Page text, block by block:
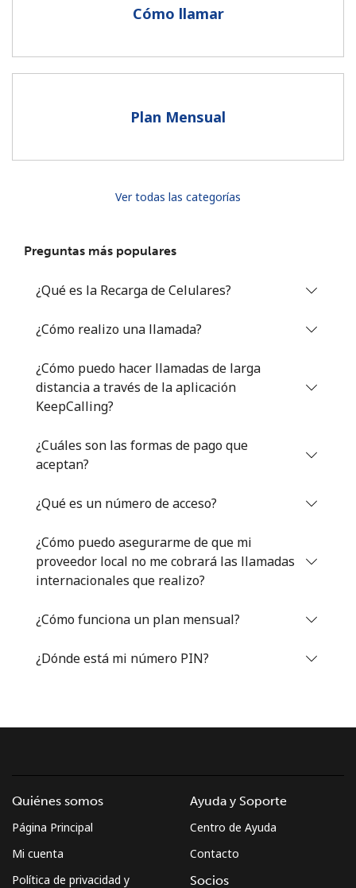
Al abrir una cuenta en este sitio web, estoy de acuerdo con
¿Olvidaste tu contraseña? →
Iniciar Sesión
Cómo llamar
Plan Mensual
Ver todas las categorías
Preguntas más populares
¿Qué es la Recarga de Celulares?
¿Cómo realizo una llamada?
¿Cómo puedo hacer llamadas de larga
distancia a través de la aplicación
KeepCalling?
¿Cuáles son las formas de pago que
aceptan?
¿Qué es un número de acceso?
¿Cómo puedo asegurarme de que mi
proveedor local no me cobrará las llamadas
internacionales que realizo?
¿Cómo funciona un plan mensual?
¿Dónde está mi número PIN?
Quiénes somos
Página Principal
Mi cuenta
Política de privacidad y
Ayuda y Soporte
Centro de Ayuda
Contacto
Socios